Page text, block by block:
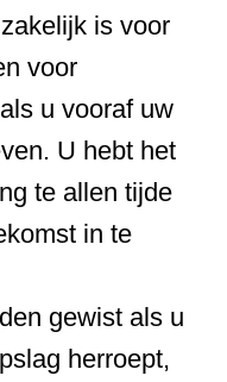
is voor
voor
u vooraf uw
U hebt het
te allen tijde
in te
gewist als u
herroept,